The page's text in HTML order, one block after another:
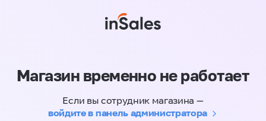
Магазин временно не работает
Если вы сотрудник магазина —
войдите в панель администратора